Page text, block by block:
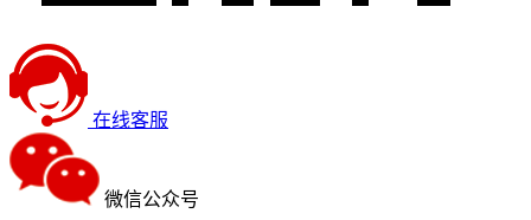
在线客服
微信公众号